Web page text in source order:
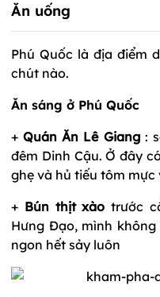
Ăn uống
Phú Quốc là địa điểm
chút nào.
Ăn sáng ở Phú Quốc
+ Quán Ăn Lê Giang:
đêm Dinh Cậu. Ở đây
ghẹ và hủ tiếu tôm
+ Bún thịt xào trước
Hưng Đạo, mình
ngon hết sảy luôn